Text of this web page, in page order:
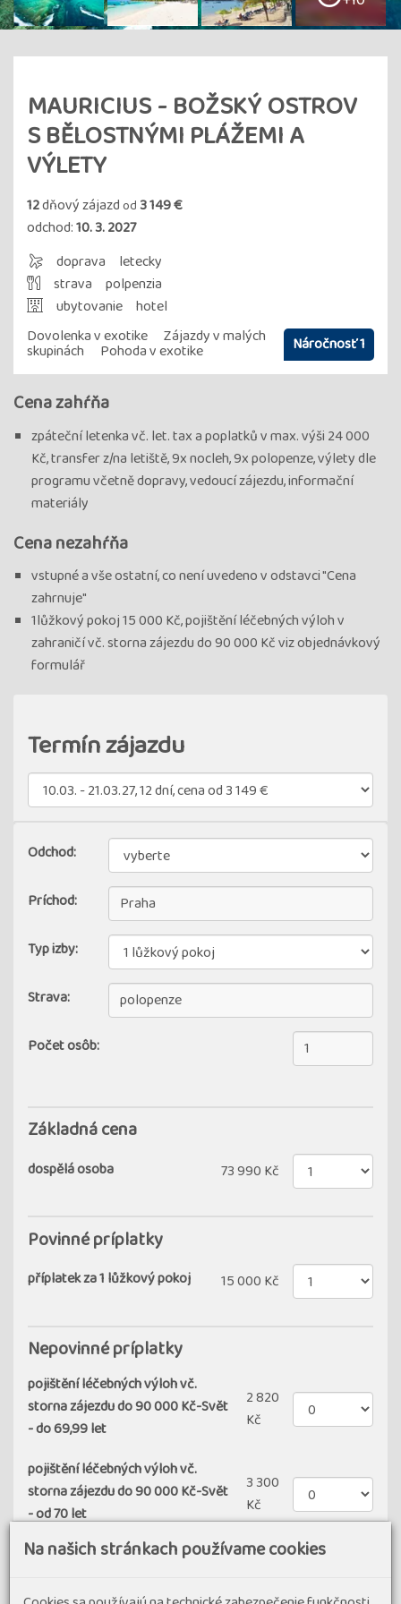
MAURICIUS - BOŽSKÝ OSTROV
S BĚLOSTNÝMI PLÁŽEMI A
VÝLETY
12dňový zájazd od3 149 €
odchod:10. 3. 2027
doprava
letecky
strava
polpenzia
ubytovanie hotel
Dovolenka v exotike
Zájazdy v malých
skupinách Pohoda v exotike Náročnosť 1
Cena zahŕňa
zpáteční letenka vč. let. tax a poplatků v max. výši 24 000
Kč, transfer z/na letiště, 9x nocleh, 9x polopenze, výlety dle
programu včetně dopravy, vedoucí zájezdu, informační
materiály
Cena nezahŕňa
vstupné a vše ostatní, co není uvedeno v odstavci "Cena
zahrnuje"
1lůžkový pokoj 15 000 Kč, pojištění léčebných výloh v
zahraničí vč. storna zájezdu do 90 000 Kč viz objednávkový
formulář
Termín zájazdu
Odchod:
Príchod:
Typ izby:
Strava:
Počet osôb:
Základná cena
dospělá osoba 73 990 Kč
Povinné príplatky
příplatek za 1 lůžkový pokoj 15 000 Kč
Nepovinné príplatky
pojištění léčebných výloh vč.
storna zájezdu do 90 000 Kč-Svět
- do 69,99 let
2 820
Kč
pojištění léčebných výloh vč.
storna zájezdu do 90 000 Kč-Svět
- od 70 let
3 300
Kč
Na našich stránkach používame cookies